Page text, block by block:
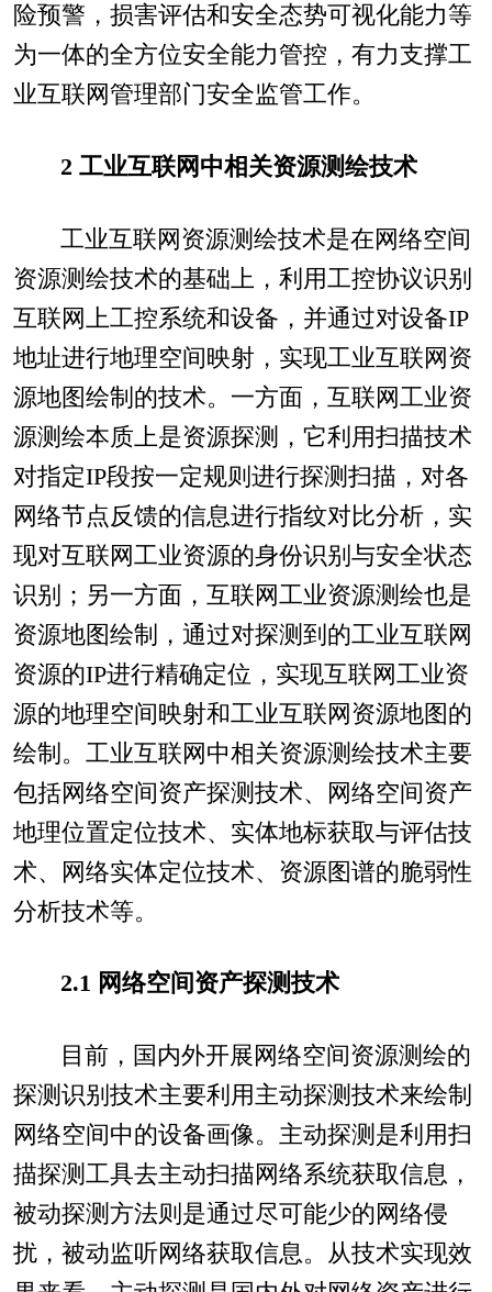
险预警，损害评估和安全态势可视化能力等
为一体的全方位安全能力管控，有力支撑工
业互联网管理部门安全监管工作。
2 工业互联网中相关资源测绘技术
工业互联网资源测绘技术是在网络空间
资源测绘技术的基础上，利用工控协议识别
互联网上工控系统和设备，并通过对设备IP
地址进行地理空间映射，实现工业互联网资
源地图绘制的技术。一方面，互联网工业资
源测绘本质上是资源探测，它利用扫描技术
对指定IP段按一定规则进行探测扫描，对各
网络节点反馈的信息进行指纹对比分析，实
现对互联网工业资源的身份识别与安全状态
识别；另一方面，互联网工业资源测绘也是
资源地图绘制，通过对探测到的工业互联网
资源的IP进行精确定位，实现互联网工业资
源的地理空间映射和工业互联网资源地图的
绘制。工业互联网中相关资源测绘技术主要
包括网络空间资产探测技术、网络空间资产
地理位置定位技术、实体地标获取与评估技
术、网络实体定位技术、资源图谱的脆弱性
分析技术等。
2.1 网络空间资产探测技术
目前，国内外开展网络空间资源测绘的
探测识别技术主要利用主动探测技术来绘制
网络空间中的设备画像。主动探测是利用扫
描探测工具去主动扫描网络系统获取信息，
被动探测方法则是通过尽可能少的网络侵
扰，被动监听网络获取信息。从技术实现效